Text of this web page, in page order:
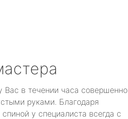
Вас в течении часа совершенно
руками. Благодаря
у специалиста всегда с